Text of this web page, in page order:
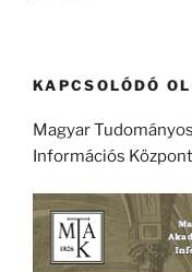
KAPCSOLÓDÓ
Magyar
Információs Központ